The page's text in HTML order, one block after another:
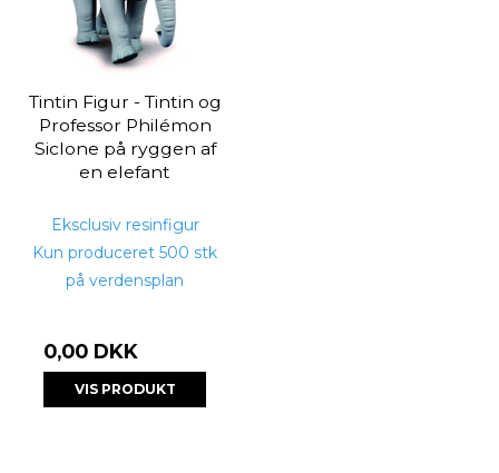
Tintin Figur - Tintin og
Professor Philémon
Siclone på ryggen af
en elefant
Eksclusiv resinfigur
Kun produceret 500 stk
på verdensplan
0,00 DKK
VIS PRODUKT